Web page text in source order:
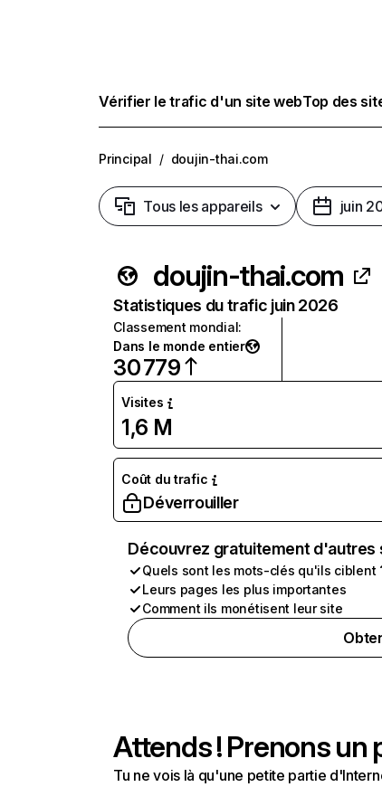
Vérifier le trafic d'un site webTop des
Principal / doujin-thai.com
Tous les appareils juin
doujin-thai.com
Statistiques du trafic juin 2026
Classement mondial:
Dans le monde entier
30 779
Visites
1,6 M
Coût du trafic
Déverrouiller
Découvrez gratuitement
Quels sont les mots-clés qu'ils ciblent
Leurs pages les plus importantes
Comment ils monétisent leur site
Attends ! Prenons un
Tu ne vois là qu'une petite partie